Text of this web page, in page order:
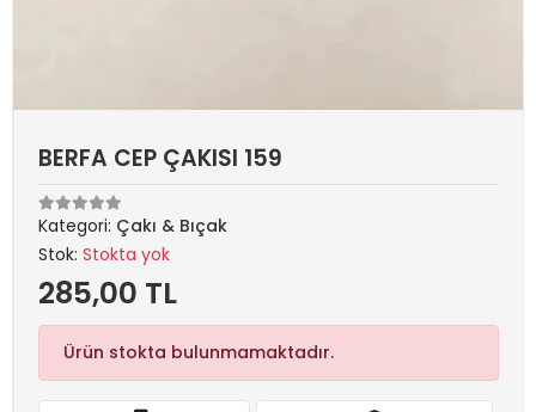
BERFA CEP ÇAKISI 159
Kategori: Çakı & Bıçak
Stok: Stokta yok
285,00 TL
Ürün stokta bulunmamaktadır.